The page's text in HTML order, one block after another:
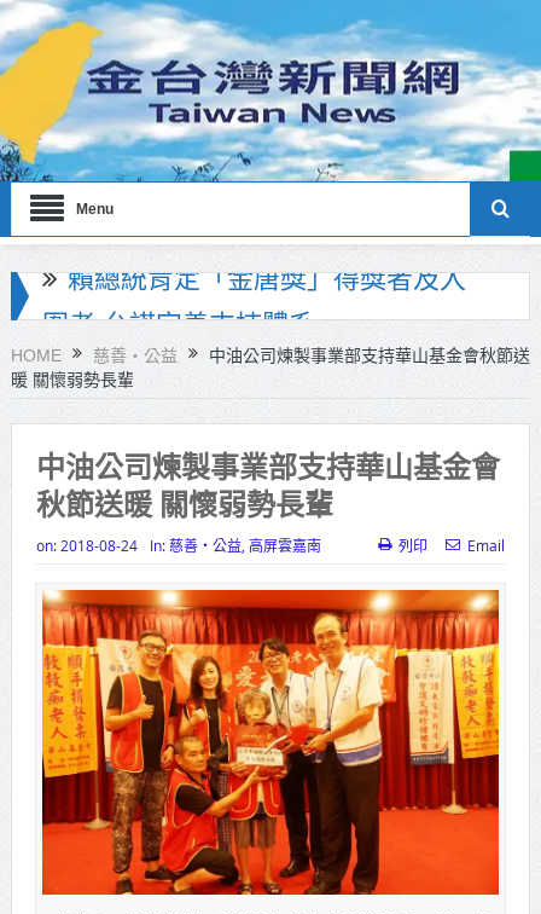
Menu
海巡署南部分署主官大換血 蔡順元
勉提升巡防戰力
北市鮮奶週報再升級！8月31日補助
擴大至國中生
雙北合作里程碑！萬大線動態測試
侯友宜蔣萬安攜手視察
北形象館亮相
打鐵厝北側產業園區產業設施公共
動土創造千個就業機會
高雄「三民運動中心」市長陳其
邁、運動部長李洋各界貴賓共同揭幕
高雄東照山關帝廟全國國中小學書
法比賽 圓滿落幕
HOME 慈善‧公益
中油公司煉製事業部支持華山基金會秋節送
暖 關懷弱勢長輩
中油公司煉製事業部支持華山基金會
秋節送暖 關懷弱勢長輩
on: 2018-08-24 In:慈善‧公益, 高屏雲嘉南 列印 Email